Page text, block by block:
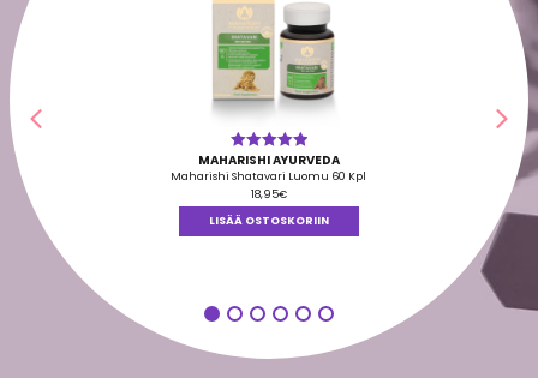
Arvostelu
tuotteesta:
5.00/ 5
MAHARISHI AYURVEDA
Maharishi Shatavari Luomu 60 Kpl
18,95€
LISÄÄ OSTOSKORIIN
Edellinen